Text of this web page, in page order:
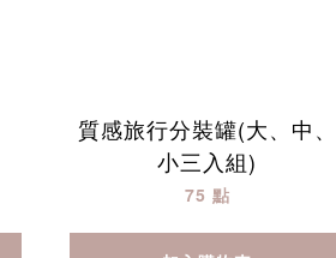
質感旅行分裝罐(大、中、
小三入組)
75 點